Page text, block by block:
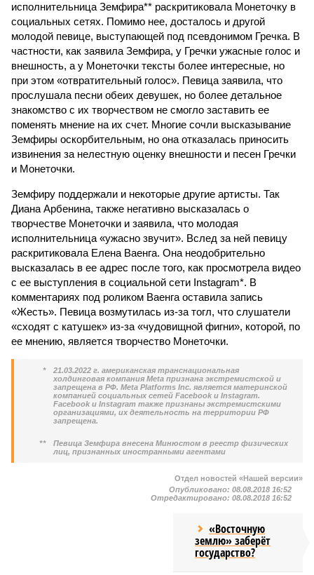
исполнительница Земфира** раскритиковала Монеточку в
социальных сетях. Помимо нее, досталось и другой
молодой певице, выступающей под псевдонимом Гречка. В
частности, как заявила Земфира, у Гречки ужасные голос и
внешность, а у Монеточки тексты более интересные, но
при этом «отвратительный голос». Певица заявила, что
прослушала песни обеих девушек, но более детальное
знакомство с их творчеством не смогло заставить ее
поменять мнение на их счет. Многие сочли высказывание
Земфиры оскорбительным, но она отказалась приносить
извинения за нелестную оценку внешности и песен Гречки
и Монеточки.
Земфиру поддержали и некоторые другие артисты. Так
Диана Арбенина, также негативно высказалась о
творчестве Монеточки и заявила, что молодая
исполнительница «ужасно звучит». Вслед за ней певицу
раскритиковала Елена Ваенга. Она неодобрительно
высказалась в ее адрес после того, как просмотрела видео
с ее выступления в социальной сети Instagram*. В
комментариях под роликом Ваенга оставила запись
«Жесть». Певица возмутилась из-за тогл, что слушатели
«сходят с катушек» из-за «чудовищной фигни», которой, по
ее мнению, является творчество Монеточки.
*
21.03.2022 г. американская транснациональная
холдинговая компания Meta признана экстремистской и
запрещена в РФ. Meta Platforms Inc. является материнской
компанией социальных сетей Facebook и Instagram.
Facebook и Instagram также признаны экстремистскими
организациями, их деятельность на территории РФ
запрещена.
**
Певица Земфира внесена Минюстом в реестр физических
лиц, признанных иностранными агентами
Отдел новостей «Нашей версии»
Опубликовано: 08.08.2018 16:52
Отредактировано: 08.08.2018 16:52
«Восточную
землю» заберёт
государство?